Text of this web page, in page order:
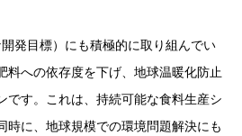
発目標）にも積極的に取り組んでい
料への依存度を下げ、地球温暖化防止
です。これは、持続可能な食料生産シ
時に、地球規模での環境問題解決にも